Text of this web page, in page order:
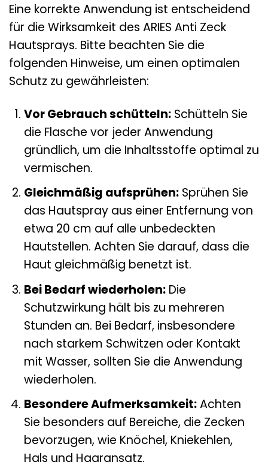
Eine korrekte Anwendung ist entscheidend
für die Wirksamkeit des ARIES Anti Zeck
Hautsprays. Bitte beachten Sie die
folgenden Hinweise, um einen optimalen
Schutz zu gewährleisten:
Vor Gebrauch schütteln:Schütteln Sie
die Flasche vor jeder Anwendung
gründlich, um die Inhaltsstoffe optimal zu
vermischen.
Gleichmäßig aufsprühen:Sprühen Sie
das Hautspray aus einer Entfernung von
etwa 20 cm auf alle unbedeckten
Hautstellen. Achten Sie darauf, dass die
Haut gleichmäßig benetzt ist.
Bei Bedarf wiederholen:Die
Schutzwirkung hält bis zu mehreren
Stunden an. Bei Bedarf, insbesondere
nach starkem Schwitzen oder Kontakt
mit Wasser, sollten Sie die Anwendung
wiederholen.
Besondere Aufmerksamkeit:Achten
Sie besonders auf Bereiche, die Zecken
bevorzugen, wie Knöchel, Kniekehlen,
Hals und Haaransatz.